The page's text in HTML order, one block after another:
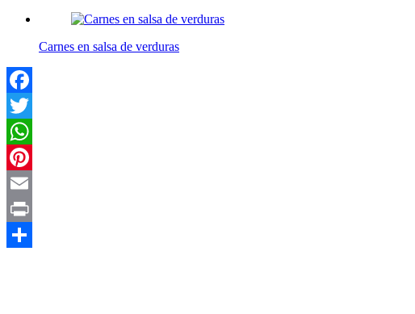
Carnes en salsa de verduras
Facebook
Twitter
WhatsApp
Pinterest
Email
Print